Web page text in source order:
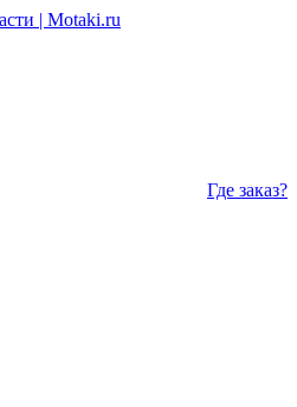
Где заказ?